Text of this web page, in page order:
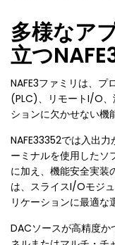
多様なア
立つ
NAFE3ファミリは、プ
(PLC)、リモートI/O
ションに欠かせない機
NAFE33352では入出
ーミナルを使用したソ
に加え、機能安全実装
は、スライスI/Oモジ
リケーションに最適な
DACソースが高精度か